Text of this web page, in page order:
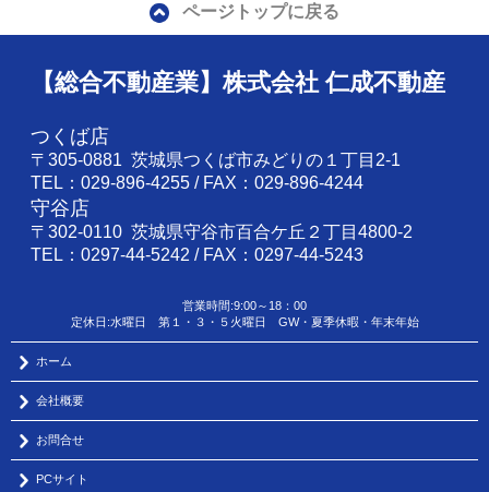
ページトップに戻る
【総合不動産業】株式会社 仁成不動産
つくば店
〒305-0881 茨城県つくば市みどりの１丁目2-1
TEL：029-896-4255 / FAX：029-896-4244
守谷店
〒302-0110 茨城県守谷市百合ケ丘２丁目4800-2
TEL：0297-44-5242 / FAX：0297-44-5243
営業時間:9:00～18：00
定休日:水曜日 第１・３・５火曜日 GW・夏季休暇・年末年始
ホーム
会社概要
お問合せ
PCサイト